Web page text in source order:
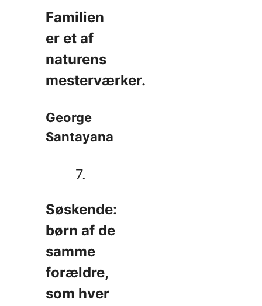
Familien
er et af
naturens
mesterværker.
George
Santayana
7.
Søskende:
børn af de
samme
forældre,
som hver